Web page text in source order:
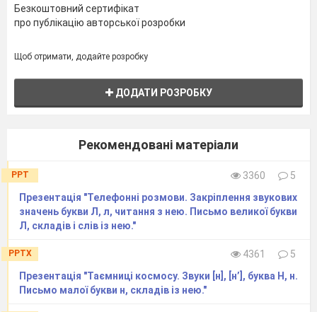
18.
Розвиток зв’язного
друзями». Закріплення
«речення», «наголос».
Письмо овалу, довгої
прямої з нижньою
умінь за світлинами та за
текстом Н. Заріч­ної.
20.
Розвиток зв’язного
мовлення на тему
«Соняч­на країна — моя
Письмо півовалу, довгої
прямої з нижньою та
верхньою петлею.
Розвиток зв’язного
Безкоштовний сертифікат
про публікацію авторської розробки
Щоб отримати, додайте розробку
ДОДАТИ РОЗРОБКУ
Рекомендовані матеріали
PPT 3360
5
Презентація "Телефонні розмови. Закріплення звукових
значень букви Л, л, читання з нею. Письмо великої букви
Л, складів і слів із нею."
PPTX 4361
5
Презентація "Таємниці космосу. Звуки [н], [н’], буква Н, н.
Письмо малої букви н, складів із нею."